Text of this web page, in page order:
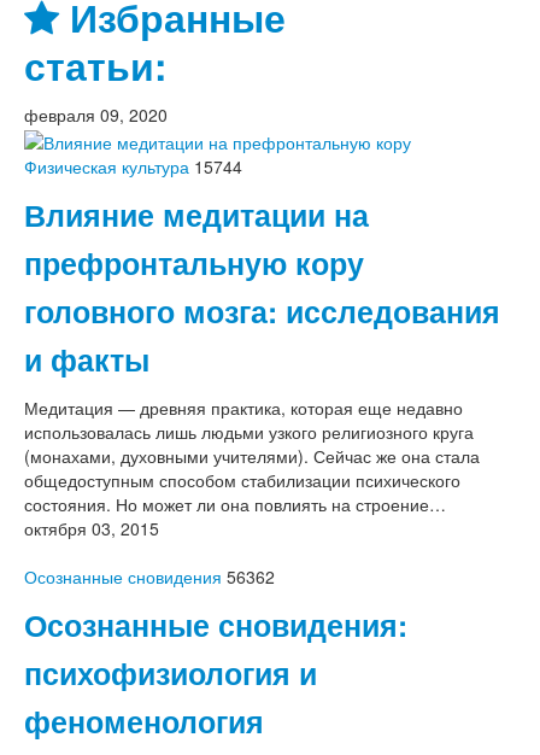
Избранные
статьи:
февраля 09, 2020
Физическая культура 15744
Влияние медитации на
префронтальную кору
головного мозга: исследования
и факты
Медитация — древняя практика, которая еще недавно
использовалась лишь людьми узкого религиозного круга
(монахами, духовными учителями). Сейчас же она стала
общедоступным способом стабилизации психического
состояния. Но может ли она повлиять на строение…
октября 03, 2015
Осознанные сновидения 56362
Осознанные сновидения:
психофизиология и
феноменология